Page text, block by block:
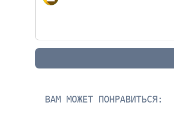
ВАМ МОЖЕТ ПОНРАВИТЬСЯ: